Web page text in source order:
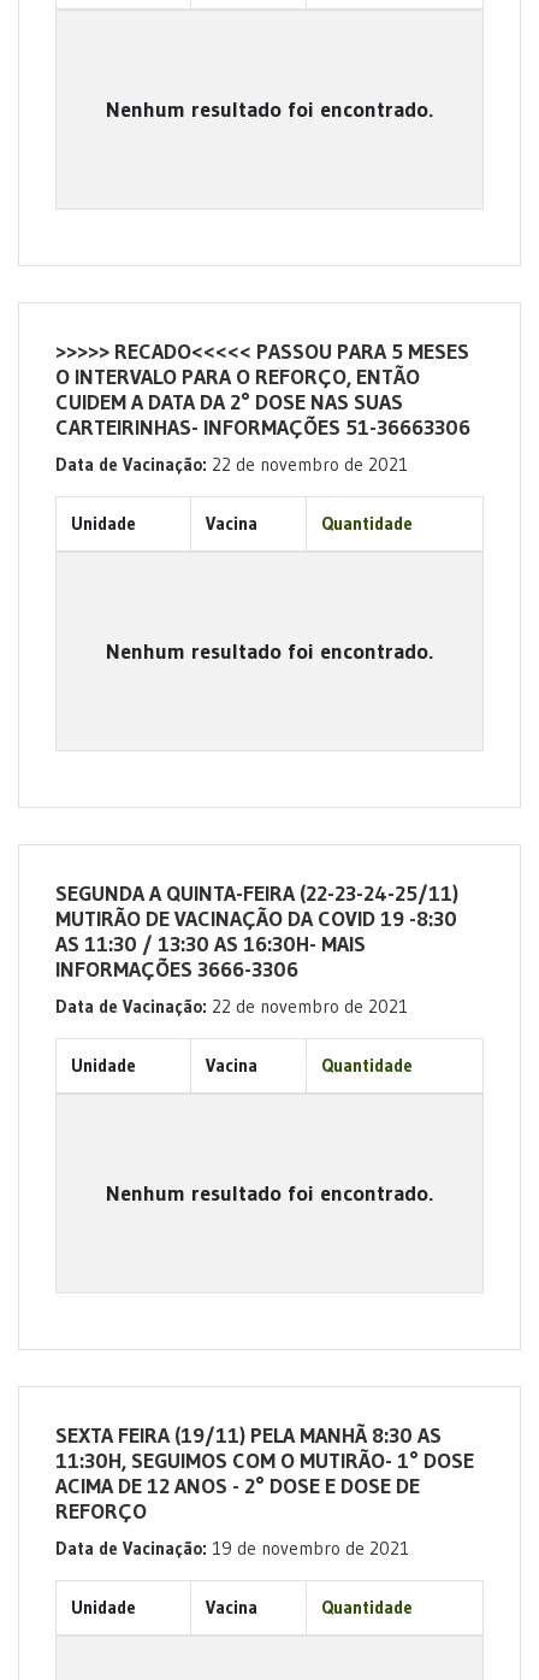
Nenhum resultado foi encontrado.
>>>>> RECADO<<<<< PASSOU PARA 5 MESES
O INTERVALO PARA O REFORÇO, ENTÃO
CUIDEM A DATA DA 2° DOSE NAS SUAS
CARTEIRINHAS- INFORMAÇÕES 51-36663306
Data de Vacinação: 22 de novembro de 2021
Unidade Vacina Quantidade
Nenhum resultado foi encontrado.
SEGUNDA A QUINTA-FEIRA (22-23-24-25/11)
MUTIRÃO DE VACINAÇÃO DA COVID 19 -8:30
AS 11:30 / 13:30 AS 16:30H- MAIS
INFORMAÇÕES 3666-3306
Data de Vacinação: 22 de novembro de 2021
Unidade Vacina Quantidade
Nenhum resultado foi encontrado.
SEXTA FEIRA (19/11) PELA MANHÃ 8:30 AS
11:30H, SEGUIMOS COM O MUTIRÃO- 1° DOSE
ACIMA DE 12 ANOS - 2° DOSE E DOSE DE
REFORÇO
Data de Vacinação: 19 de novembro de 2021
Unidade Vacina Quantidade